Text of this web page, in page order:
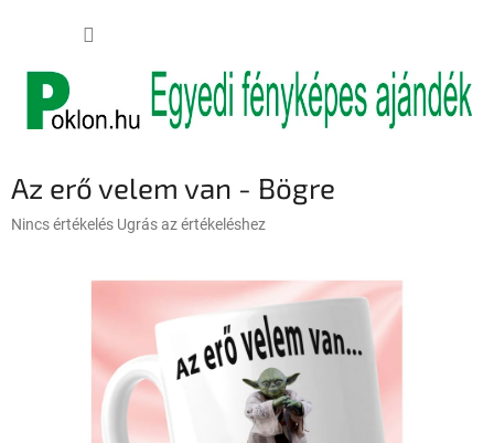
tartalomhoz
Az erő velem van - Bögre
A
Nincs értékelés Ugrás az értékeléshez